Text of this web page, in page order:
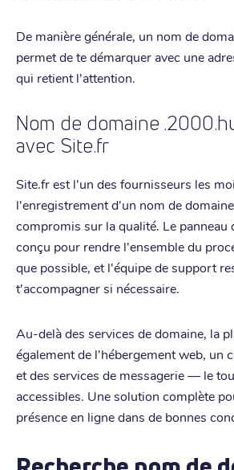
De manière générale, un nom de
permet de te démarquer avec une
qui retient l'attention.
Nom de domaine
avec Site.fr
Site.fr est l'un des fournisseurs les
l'enregistrement d'un nom de
compromis sur la qualité. Le panneau
conçu pour rendre l'ensemble du
que possible, et l'équipe de support
t'accompagner si nécessaire.
Au-delà des services de domaine, la
également de l'hébergement web, un
et des services de messagerie — le
accessibles. Une solution complète
présence en ligne dans de bonnes